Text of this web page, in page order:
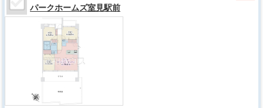
パークホームズ室見駅前